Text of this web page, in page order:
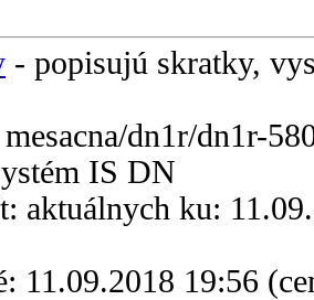
- popisujú skratky,
dn1r/dn1r-
IS DN
aktuálnych ku:
11.09.2018 19:56